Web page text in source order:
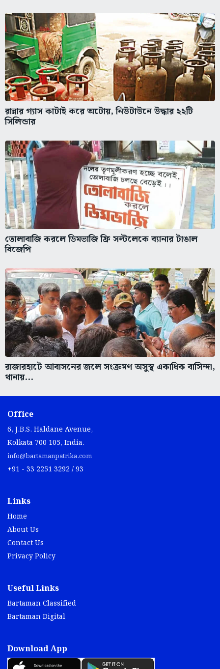
রান্নার গ্যাস কাটাই করে অটোয়, নিউটাউনে উদ্ধার ২২টি
সিলিন্ডার
তোলাবাজি করলে ডিমভাজি ফ্রি সল্টলেকে ব্যানার টাঙাল
বিজেপি
রাজারহাটে আবাসনের জলে সংক্রমণ অসুস্থ একাধিক বাসিন্দা,
থানায়...
Office
6, J.B.S. Haldane Avenue,
Kolkata 700 105, India.
info@bartamanpatrika.com
+91 - 33 2251 3292 / 93
Links
Home
About Us
Contact Us
Privacy Policy
Useful Links
Bartaman Classified
Bartaman Digital
Download App